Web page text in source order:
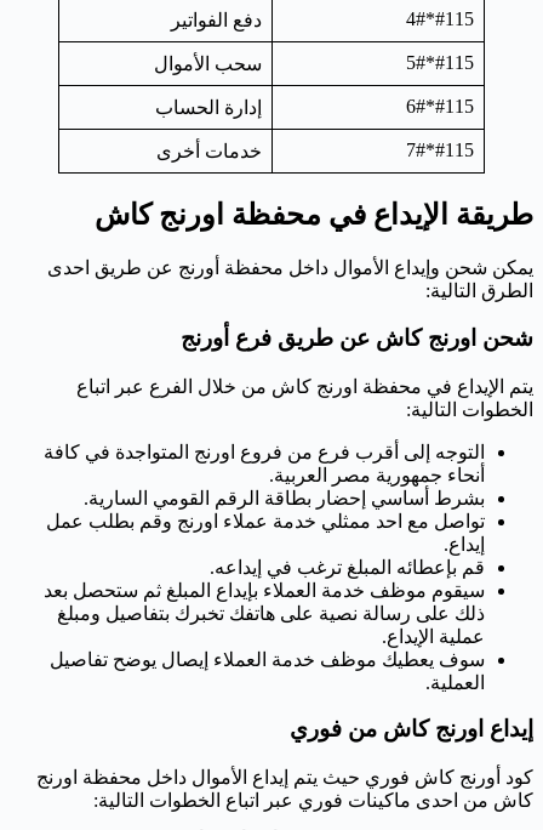
#115*4# دفع الفواتير
#115*5# سحب الأموال
#115*6# إدارة الحساب
#115*7# خدمات أخرى
طريقة الإيداع في محفظة اورنج كاش
يمكن شحن وإيداع الأموال داخل محفظة أورنج عن طريق احدى
الطرق التالية:
شحن اورنج كاش عن طريق فرع أورنج
يتم الإيداع في محفظة اورنج كاش من خلال الفرع عبر اتباع
الخطوات التالية:
التوجه إلى أقرب فرع من فروع اورنج المتواجدة في كافة
أنحاء جمهورية مصر العربية.
بشرط أساسي إحضار بطاقة الرقم القومي السارية.
تواصل مع احد ممثلي خدمة عملاء اورنج وقم بطلب عمل
إيداع.
قم بإعطائه المبلغ ترغب في إيداعه.
سيقوم موظف خدمة العملاء بإيداع المبلغ ثم ستحصل بعد
ذلك على رسالة نصية على هاتفك تخبرك بتفاصيل ومبلغ
عملية الإيداع.
سوف يعطيك موظف خدمة العملاء إيصال يوضح تفاصيل
العملية.
إيداع اورنج كاش من فوري
كود أورنج كاش فوري حيث يتم إيداع الأموال داخل محفظة اورنج
كاش من احدى ماكينات فوري عبر اتباع الخطوات التالية: